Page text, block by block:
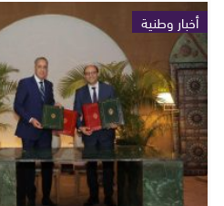
أخبار وطنية